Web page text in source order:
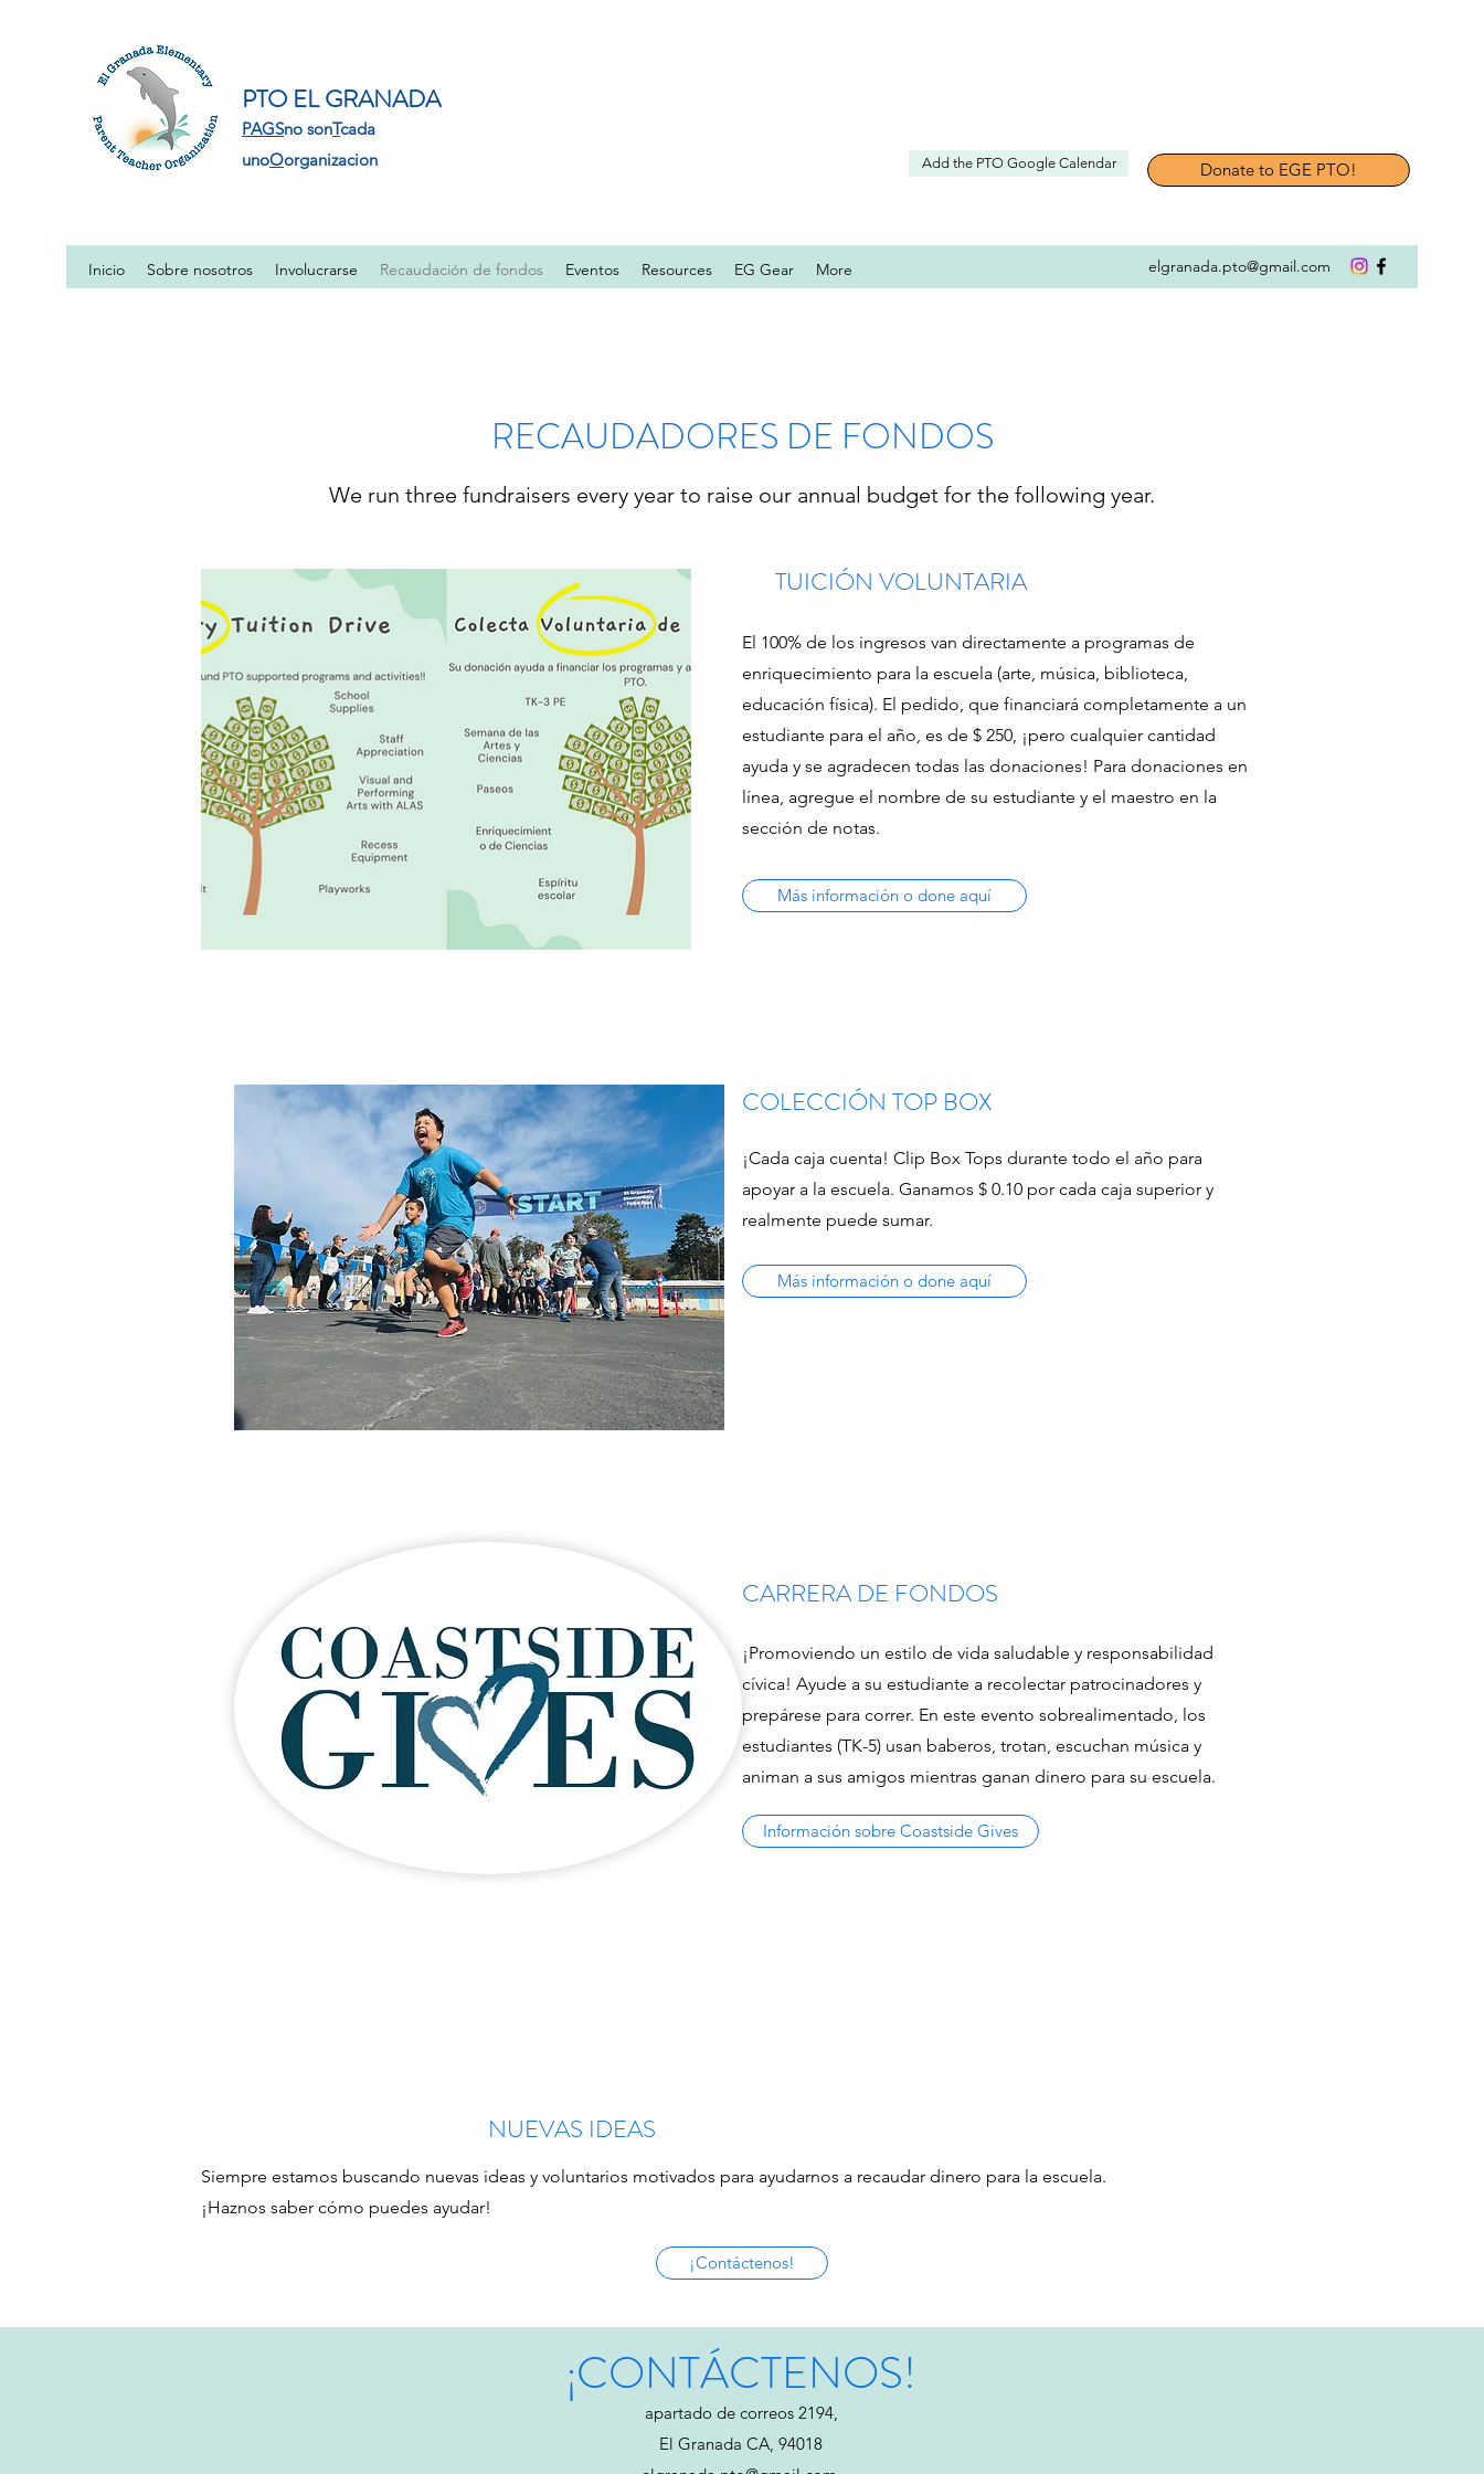
PTO EL GRANADA
PAGSno sonTcada
unoOorganizacion Add the PTO Google Calendar Donate to EGE PTO!
Inicio Sobre nosotros Involucrarse Recaudación de fondos Eventos Resources EG Gear More elgranada.pto@gmail.com
RECAUDADORES DE FONDOS
We run three fundraisers every year to raise our annual budget for the following year.
TUICIÓN VOLUNTARIA
El 100% de los ingresos van directamente a programas de
enriquecimiento para la escuela (arte, música, biblioteca,
educación física). El pedido, que financiará completamente a un
estudiante para el año, es de $ 250, ¡pero cualquier cantidad
ayuda y se agradecen todas las donaciones! Para donaciones en
línea, agregue el nombre de su estudiante y el maestro en la
sección de notas.
Más información o done aquí
COLECCIÓN TOP BOX
¡Cada caja cuenta! Clip Box Tops durante todo el año para
apoyar a la escuela. Ganamos $ 0.10 por cada caja superior y
realmente puede sumar.
Más información o done aquí
CARRERA DE FONDOS
¡Promoviendo un estilo de vida saludable y responsabilidad
cívica! Ayude a su estudiante a recolectar patrocinadores y
prepárese para correr. En este evento sobrealimentado, los
estudiantes (TK-5) usan baberos, trotan, escuchan música y
animan a sus amigos mientras ganan dinero para su escuela.
Información sobre Coastside Gives
NUEVAS IDEAS
Siempre estamos buscando nuevas ideas y voluntarios motivados para ayudarnos a recaudar dinero para la escuela.
¡Haznos saber cómo puedes ayudar!
¡Contáctenos!
apartado de correos 2194,
El Granada CA, 94018
¡CONTÁCTENOS!